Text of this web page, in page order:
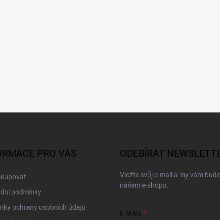
PRO VÁS
podmínky
ochrany osobních údajů
ODEBÍRAT
Vložte svůj e-mail a my vám
našem e-shopu.
E-MAIL